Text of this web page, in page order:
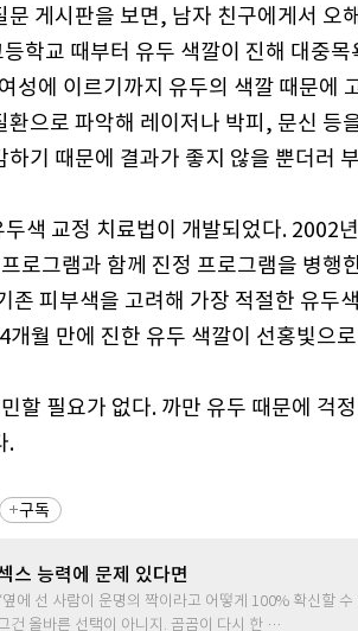
문 게시판을 보면, 남자 친구에게서 오
학교 때부터 유두 색깔이 진해 대중
성에 이르기까지 유두의 색깔 때문에
환으로 파악해 레이저나 박피, 문신 등
하기 때문에 결과가 좋지 않을 뿐더러
색 교정 치료법이 개발되었다. 2002
로그램과 함께 진정 프로그램을 병행
존 피부색을 고려해 가장 적절한 유두
개월 만에 진한 유두 색깔이 선홍빛으
할 필요가 없다. 까만 유두 때문에 걱
.
구독
스 능력에 문제 있다면
옆에 선 사람이 운명의 짝이라고 어떻게 100% 확신할
건 올바른 선택이 아니지. 곰곰이 다시 한 …